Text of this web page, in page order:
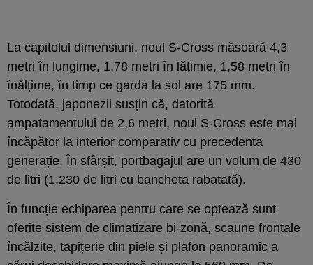
La capitolul dimensiuni, noul S-Cross măsoară 4,3
metri în lungime, 1,78 metri în lățimie, 1,58 metri în
înălțime, în timp ce garda la sol are 175 mm.
Totodată, japonezii susțin că, datorită
ampatamentului de 2,6 metri, noul S-Cross este mai
încăpător la interior comparativ cu precedenta
generație. În sfârșit, portbagajul are un volum de 430
de litri (1.230 de litri cu bancheta rabatată).
În funcție echiparea pentru care se optează sunt
oferite sistem de climatizare bi-zonă, scaune frontale
încălzite, tapițerie din piele și plafon panoramic a